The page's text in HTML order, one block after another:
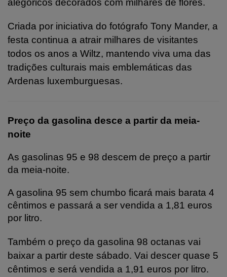
alegóricos decorados com milhares de flores.
Criada por iniciativa do fotógrafo Tony Mander, a
festa continua a atrair milhares de visitantes
todos os anos a Wiltz, mantendo viva uma das
tradições culturais mais emblemáticas das
Ardenas luxemburguesas.
Preço da gasolina desce a partir da meia-
noite
As gasolinas 95 e 98 descem de preço a partir
da meia-noite.
A gasolina 95 sem chumbo ficará mais barata 4
cêntimos e passará a ser vendida a 1,81 euros
por litro.
Também o preço da gasolina 98 octanas vai
baixar a partir deste sábado. Vai descer quase 5
cêntimos e será vendida a 1,91 euros por litro.